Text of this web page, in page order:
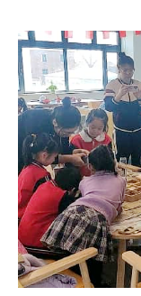
会议。副校长张静
处、土木与管理学
财务处、校办等部
头单位和硕士点建